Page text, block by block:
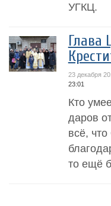
УГКЦ.
Глава
23 декабря
23:01
Кто
даров
всё,
то ещё